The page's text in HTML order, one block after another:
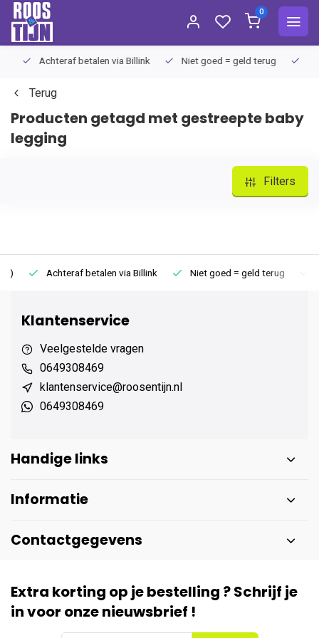
0
Achteraf betalen via Billink Niet goed = geld terug
Terug
Producten getagd met gestreepte baby
legging
Filters
Achteraf betalen via Billink Niet goed = geld terug
Klantenservice
Veelgestelde vragen
0649308469
klantenservice@roosentijn.nl
0649308469
Handige links
Informatie
Contactgegevens
Extra korting op je bestelling ? Schrijf je
in voor onze nieuwsbrief !